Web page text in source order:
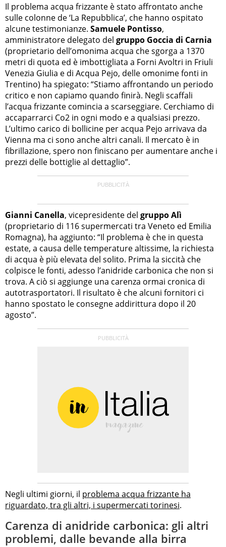
Il problema acqua frizzante è stato affrontato anche
sulle colonne de ‘La Repubblica’, che hanno ospitato
alcune testimonianze. Samuele Pontisso,
amministratore delegato del gruppo Goccia di Carnia
(proprietario dell’omonima acqua che sgorga a 1370
metri di quota ed è imbottigliata a Forni Avoltri in Friuli
Venezia Giulia e di Acqua Pejo, delle omonime fonti in
Trentino) ha spiegato: “Stiamo affrontando un periodo
critico e non capiamo quando finirà. Negli scaffali
l’acqua frizzante comincia a scarseggiare. Cerchiamo di
accaparrarci Co2 in ogni modo e a qualsiasi prezzo.
L’ultimo carico di bollicine per acqua Pejo arrivava da
Vienna ma ci sono anche altri canali. Il mercato è in
fibrillazione, spero non finiscano per aumentare anche i
prezzi delle bottiglie al dettaglio”.
Gianni Canella, vicepresidente del gruppo Alì
(proprietario di 116 supermercati tra Veneto ed Emilia
Romagna), ha aggiunto: “Il problema è che in questa
estate, a causa delle temperature altissime, la richiesta
di acqua è più elevata del solito. Prima la siccità che
colpisce le fonti, adesso l’anidride carbonica che non si
trova. A ciò si aggiunge una carenza ormai cronica di
autotrasportatori. Il risultato è che alcuni fornitori ci
hanno spostato le consegne addirittura dopo il 20
agosto”.
Negli ultimi giorni, il problema acqua frizzante ha
riguardato, tra gli altri, i supermercati torinesi.
Carenza di anidride carbonica: gli altri
problemi, dalle bevande alla birra